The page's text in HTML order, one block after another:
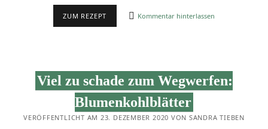
ZUM REZEPT JAHRESRÜCKBLICK
Kommentar hinterlassen
Viel zu schade zum Wegwerfen:
Blumenkohlblätter
VERÖFFENTLICHT AM 23. DEZEMBER 2020 VON SANDRA TIEBEN